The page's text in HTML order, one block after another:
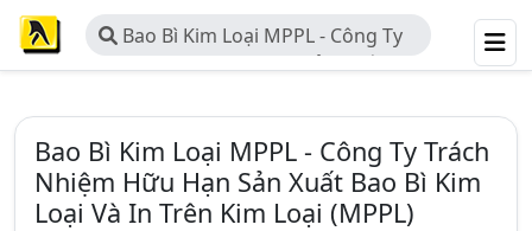
Bao Bì Kim Loại MPPL - Công Ty
Trách Nhiệm Hữu Hạn Sản Xuất Bao
(MPPL)
Bao Bì Kim Loại MPPL - Công Ty Trách
Nhiệm Hữu Hạn Sản Xuất Bao Bì Kim
Loại Và In Trên Kim Loại (MPPL)